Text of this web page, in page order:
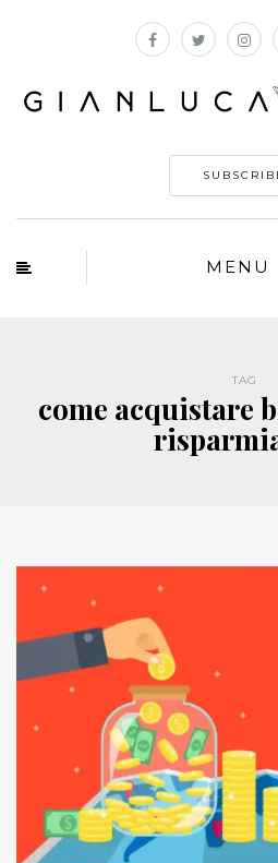
MENU
TAG
come acquistare